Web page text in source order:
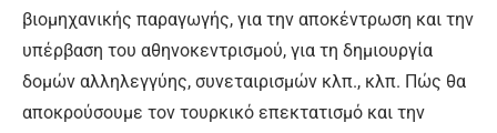
βιομηχανικής παραγωγής, για την αποκέντρωση και την
υπέρβαση του αθηνοκεντρισμού, για τη δημιουργία
δομών αλληλεγγύης, συνεταιρισμών κλπ., κλπ. Πώς θα
αποκρούσουμε τον τουρκικό επεκτατισμό και την